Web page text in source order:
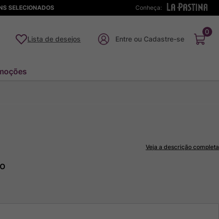
Conheça:
SELECIONADOS
Lista de desejos
0
Veja a descrição completa